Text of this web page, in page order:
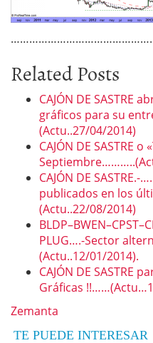
Related Posts
CAJÓN DE SASTRE
gráficos para su
(Actu..27/04/2014)
CAJÓN DE SASTRE
CAJÓN DE
publicados en los
(Actu..22/08/2014)
PLUG….-Sector
(Actu..12/01/2014).
CAJÓN DE SASTRE
Gráficas
Zemanta
TE PUEDE INTERESAR